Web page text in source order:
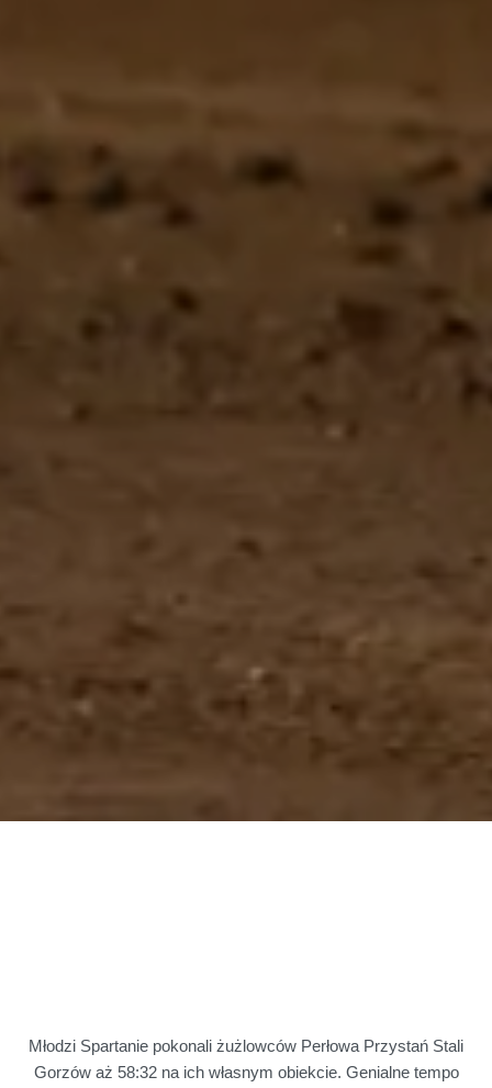
Młodzi Spartanie pokonali żużlowców Perłowa Przystań Stali
Gorzów aż 58:32 na ich własnym obiekcie. Genialne tempo